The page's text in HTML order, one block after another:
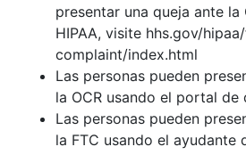
presentar una queja ante
HIPAA, visite hhs.gov/
complaint/index.html
Las personas pueden
la OCR usandoel portal de
Las personas pueden
la FTC usando elayudante